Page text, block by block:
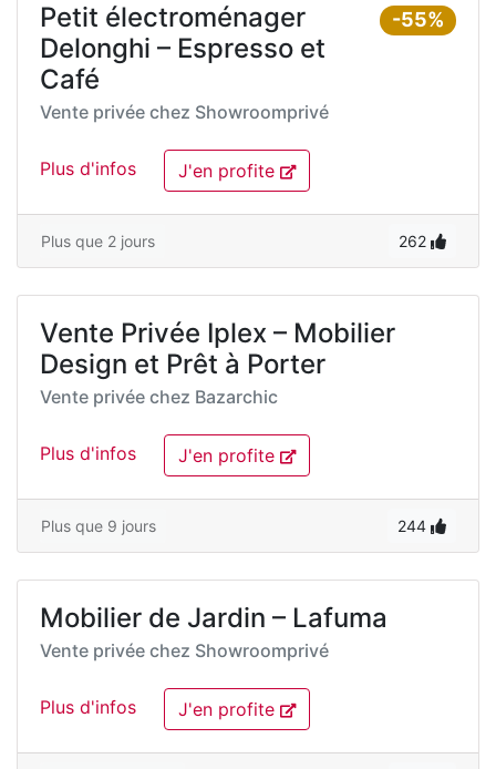
-55%
Petit électroménager
Delonghi – Espresso et
Café
Vente privée chez Showroomprivé
Plus d'infos J'en profite
Plus que 2 jours 262
Vente Privée Iplex – Mobilier
Design et Prêt à Porter
Vente privée chez Bazarchic
Plus d'infos J'en profite
Plus que 9 jours 244
Mobilier de Jardin – Lafuma
Vente privée chez Showroomprivé
Plus d'infos J'en profite